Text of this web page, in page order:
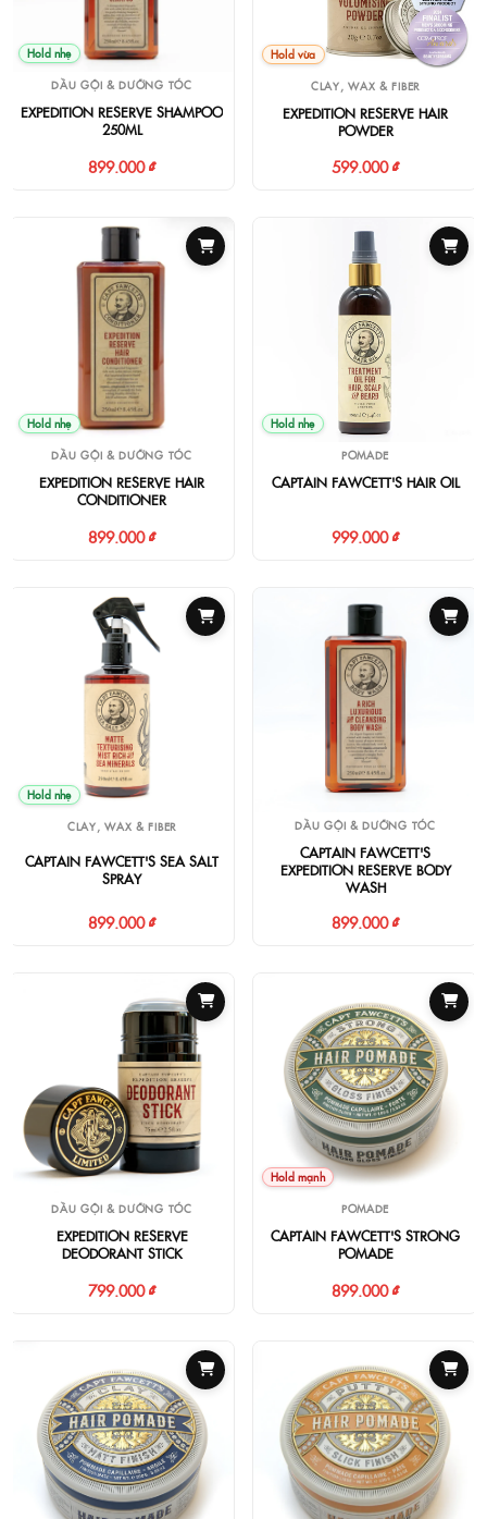
Hold nhẹ
DẦU GỘI & DƯỠNG TÓC
EXPEDITION RESERVE SHAMPOO
250ML
899.000 ₫
Hold vừa
CLAY, WAX & FIBER
EXPEDITION RESERVE HAIR
POWDER
599.000 ₫
Hold nhẹ
DẦU GỘI & DƯỠNG TÓC
EXPEDITION RESERVE HAIR
CONDITIONER
899.000 ₫
Hold nhẹ
POMADE
CAPTAIN FAWCETT'S HAIR OIL
999.000 ₫
Hold nhẹ
CLAY, WAX & FIBER
CAPTAIN FAWCETT'S SEA SALT
SPRAY
899.000 ₫
DẦU GỘI & DƯỠNG TÓC
CAPTAIN FAWCETT'S
EXPEDITION RESERVE BODY
WASH
899.000 ₫
DẦU GỘI & DƯỠNG TÓC
EXPEDITION RESERVE
DEODORANT STICK
799.000 ₫
Hold mạnh
POMADE
CAPTAIN FAWCETT'S STRONG
POMADE
899.000 ₫